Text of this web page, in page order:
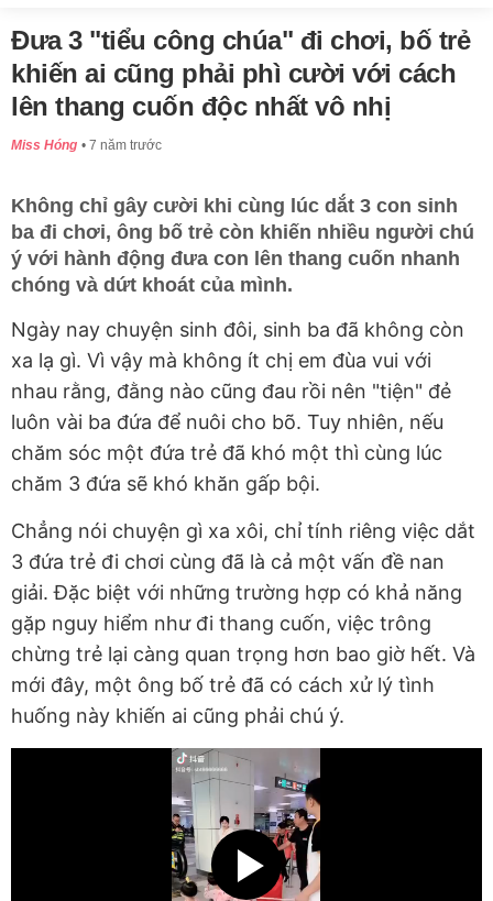
Đưa 3 "tiểu công chúa" đi chơi, bố trẻ
khiến ai cũng phải phì cười với cách
lên thang cuốn độc nhất vô nhị
Miss Hóng 7 năm trước
Không chỉ gây cười khi cùng lúc dắt 3 con sinh
ba đi chơi, ông bố trẻ còn khiến nhiều người chú
ý với hành động đưa con lên thang cuốn nhanh
chóng và dứt khoát của mình.
Ngày nay chuyện sinh đôi, sinh ba đã không còn
xa lạ gì. Vì vậy mà không ít chị em đùa vui với
nhau rằng, đằng nào cũng đau rồi nên "tiện" đẻ
luôn vài ba đứa để nuôi cho bõ. Tuy nhiên, nếu
chăm sóc một đứa trẻ đã khó một thì cùng lúc
chăm 3 đứa sẽ khó khăn gấp bội.
Chẳng nói chuyện gì xa xôi, chỉ tính riêng việc dắt
3 đứa trẻ đi chơi cùng đã là cả một vấn đề nan
giải. Đặc biệt với những trường hợp có khả năng
gặp nguy hiểm như đi thang cuốn, việc trông
chừng trẻ lại càng quan trọng hơn bao giờ hết. Và
mới đây, một ông bố trẻ đã có cách xử lý tình
huống này khiến ai cũng phải chú ý.